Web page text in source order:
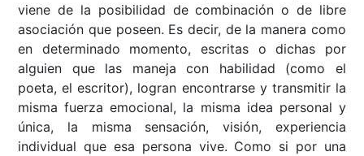
viene de la posibilidad de combinación o de libre
asociación que poseen. Es decir, de la manera como
en determinado momento, escritas o dichas por
alguien que las maneja con habilidad (como el
poeta, el escritor), logran encontrarse y transmitir la
misma fuerza emocional, la misma idea personal y
única, la misma sensación, visión, experiencia
individual que esa persona vive. Como si por una